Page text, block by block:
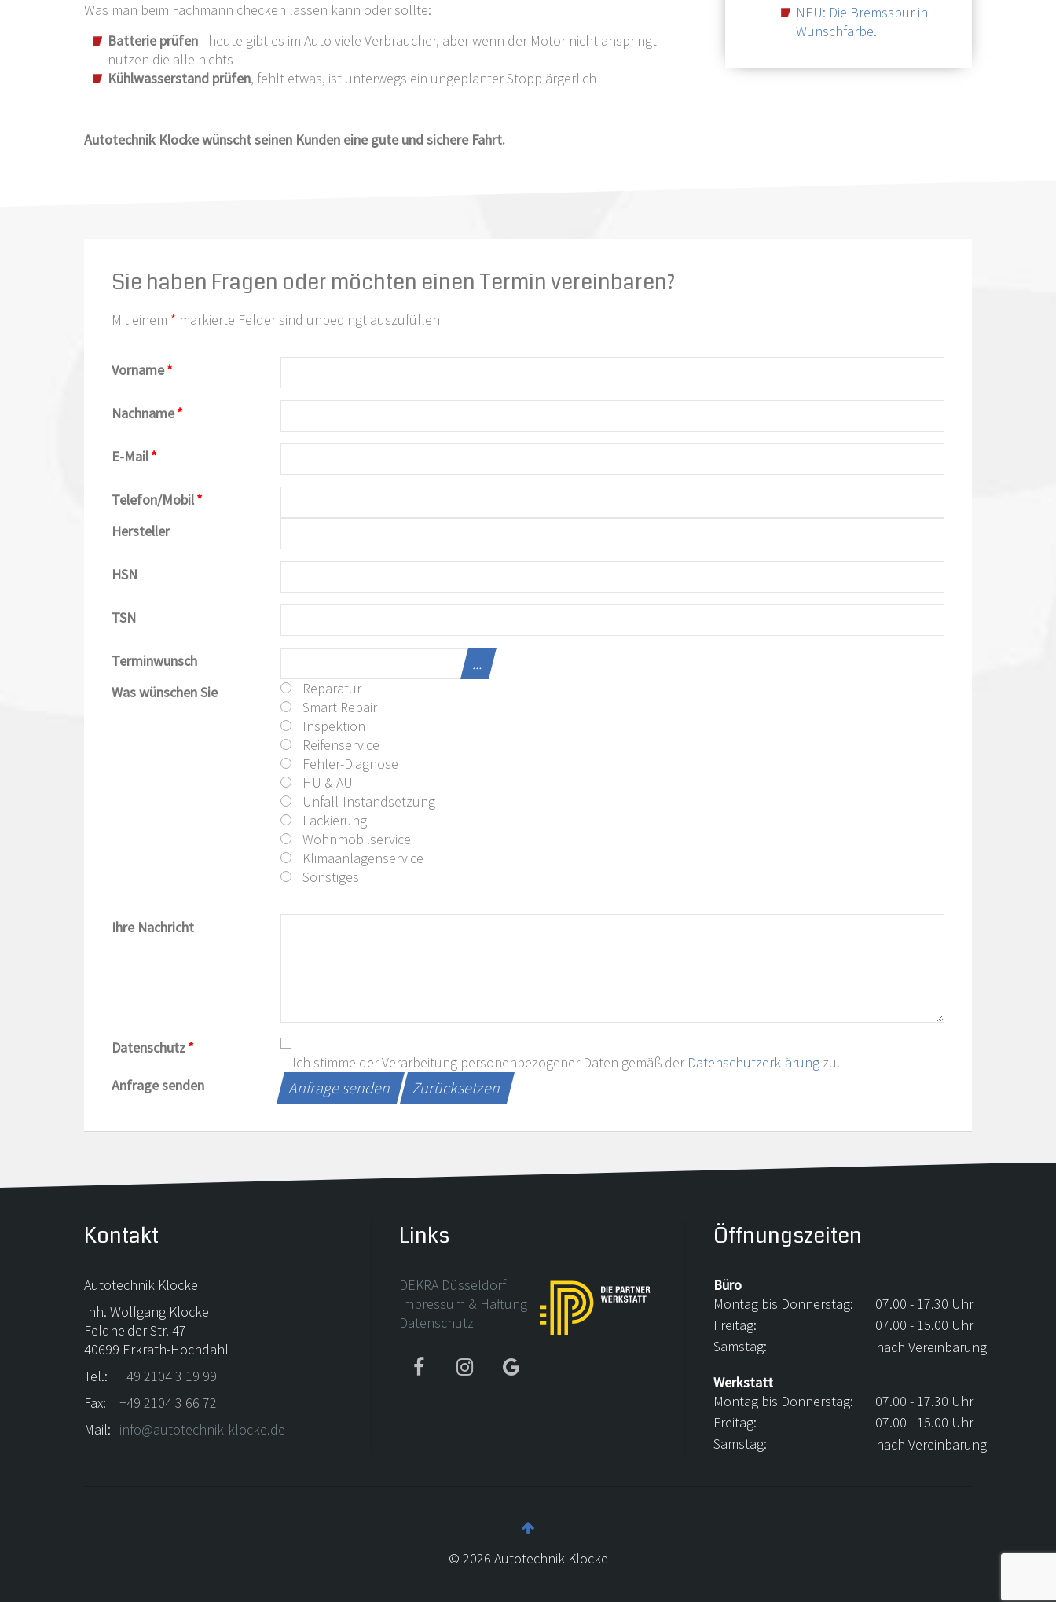
Was man beim Fachmann checken lassen kann oder sollte:
Batterie prüfen- heute gibt es im Auto viele Verbraucher, aber wenn der Motor nicht anspringt
nutzen die alle nichts
Kühlwasserstand prüfen, fehlt etwas, ist unterwegs ein ungeplanter Stopp ärgerlich
Autotechnik Klocke wünscht seinen Kunden eine gute und sichere Fahrt.
NEU: Die Bremsspur in
Wunschfarbe.
Sie haben Fragen oder möchten einen Termin vereinbaren?
Mit einem * markierte Felder sind unbedingt auszufüllen
Vorname*
Nachname*
E-Mail*
Telefon/Mobil*
Hersteller
HSN
TSN
Terminwunsch ...
Was wünschen Sie
Reparatur
Smart Repair
Inspektion
Reifenservice
Fehler-Diagnose
HU & AU
Unfall-Instandsetzung
Lackierung
Wohnmobilservice
Klimaanlagenservice
Sonstiges
Ihre Nachricht
Datenschutz*
Ich stimme der Verarbeitung personenbezogener Daten gemäß der Datenschutzerklärung zu.
Anfrage senden
Anfrage senden Zurücksetzen
Kontakt
Autotechnik Klocke
Inh. Wolfgang Klocke
Feldheider Str. 47
40699 Erkrath-Hochdahl
Tel.:
+49 2104 3 19 99
Fax:
+49 2104 3 66 72
Mail: info@autotechnik-klocke.de
Links
DEKRA Düsseldorf
Impressum & Haftung
Datenschutz
Öffnungszeiten
Büro
Montag bis Donnerstag:
07.00 - 17.30 Uhr
Freitag:
07.00 - 15.00 Uhr
Samstag:
nach Vereinbarung
Werkstatt
Montag bis Donnerstag:
07.00 - 17.30 Uhr
Freitag:
07.00 - 15.00 Uhr
Samstag:
nach Vereinbarung
© 2026 Autotechnik Klocke